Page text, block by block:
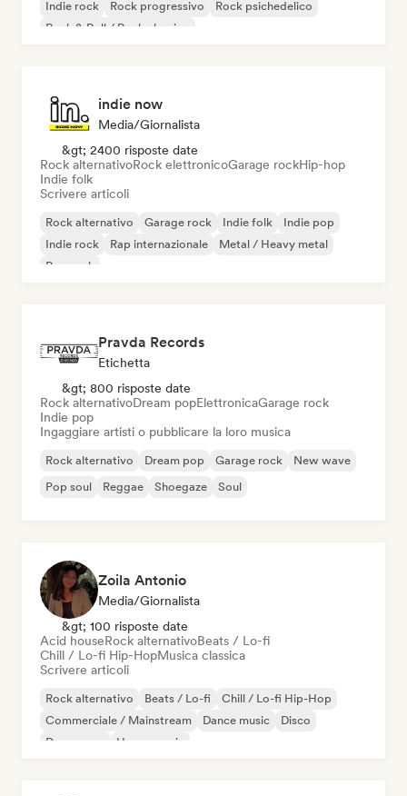
Indie rock Rock progressivo
Rock psichedelico
Rock & Roll / Rock classico
indie now
Media/Giornalista
&gt; 2400 risposte date
Rock alternativoRock elettronicoGarage rockHip-hop
Indie folk
Scrivere articoli
Rock alternativo Garage rock Indie folk
Indie pop
Indie rock
Rap internazionale
Metal / Heavy metal
Pop rock
Pravda Records
Etichetta
&gt; 800 risposte date
Rock alternativoDream popElettronicaGarage rock
Indie pop
Ingaggiare artisti o pubblicare la loro musica
Rock alternativo Dream pop Garage rock
New wave
Pop soul
Reggae Shoegaze Soul
Zoila Antonio
Media/Giornalista
&gt; 100 risposte date
Acid houseRock alternativoBeats / Lo-fi
Chill / Lo-fi Hip-HopMusica classica
Scrivere articoli
Rock alternativo Beats / Lo-fi
Chill / Lo-fi Hip-Hop
Commerciale / Mainstream
Dance music
Disco
Dream pop
House music